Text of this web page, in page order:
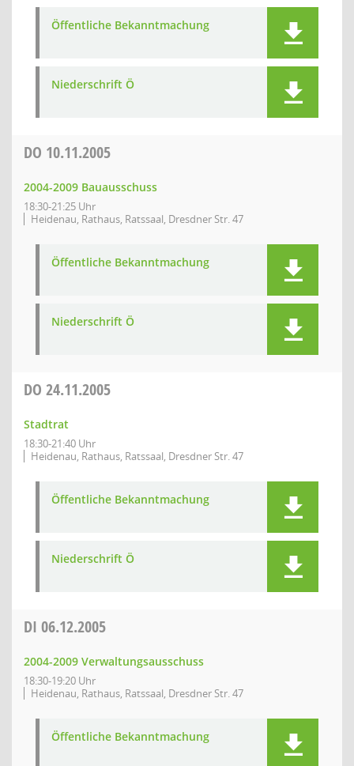
Öffentliche Bekanntmachung
Niederschrift Ö
DO 10.11.2005
2004-2009 Bauausschuss
18:30-21:25 Uhr
Heidenau, Rathaus, Ratssaal, Dresdner Str. 47
Öffentliche Bekanntmachung
Niederschrift Ö
DO 24.11.2005
Stadtrat
18:30-21:40 Uhr
Heidenau, Rathaus, Ratssaal, Dresdner Str. 47
Öffentliche Bekanntmachung
Niederschrift Ö
DI 06.12.2005
2004-2009 Verwaltungsausschuss
18:30-19:20 Uhr
Heidenau, Rathaus, Ratssaal, Dresdner Str. 47
Öffentliche Bekanntmachung